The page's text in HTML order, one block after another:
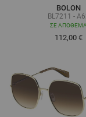
BOLON
BL7211 -
ΣΕ ΑΠΌΘΕΜΑ
112,00 €